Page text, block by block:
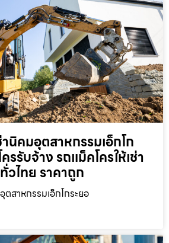
านิคมอุตสาหกรรมเอ็กโก
รรับจ้าง รถแม็คโครให้เช่า
ไทย ราคาถูก
ตสาหกรรมเอ็กโกระยอ